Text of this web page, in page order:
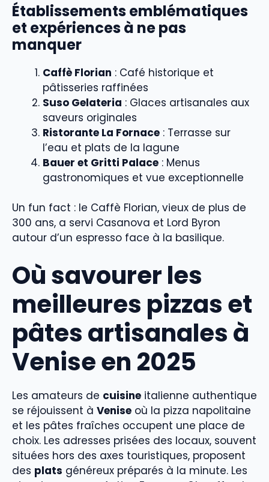
Établissements emblématiques
et expériences à ne pas
manquer
Caffè Florian : Café historique et
pâtisseries raffinées
Suso Gelateria : Glaces artisanales aux
saveurs originales
Ristorante La Fornace : Terrasse sur
l’eau et plats de la lagune
Bauer et Gritti Palace : Menus
gastronomiques et vue exceptionnelle
Un fun fact : le Caffè Florian, vieux de plus de
300 ans, a servi Casanova et Lord Byron
autour d’un espresso face à la basilique.
Où savourer les
meilleures pizzas et
pâtes artisanales à
Venise en 2025
Les amateurs de cuisine italienne authentique
se réjouissent à Venise où la pizza napolitaine
et les pâtes fraîches occupent une place de
choix. Les adresses prisées des locaux, souvent
situées hors des axes touristiques, proposent
des plats généreux préparés à la minute. Les